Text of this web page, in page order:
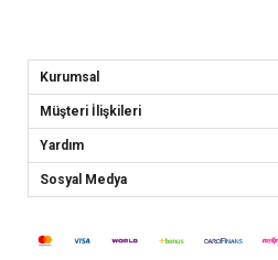
Kurumsal
Müşteri İlişkileri
Yardım
Sosyal Medya